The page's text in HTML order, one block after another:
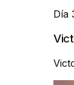
Día